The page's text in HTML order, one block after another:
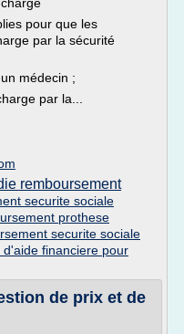
pour que les
par la sécurité
médecin ;
par la...
remboursement
securite sociale
prothese
securite sociale
d'aide financiere pour
de prix et de